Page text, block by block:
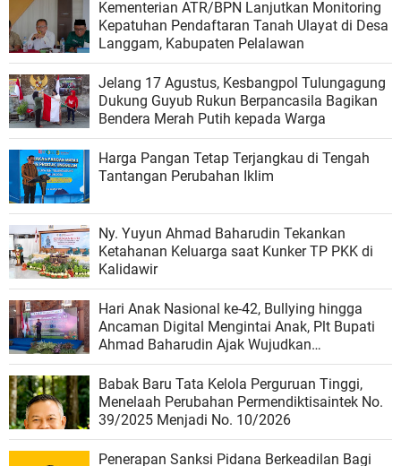
Kementerian ATR/BPN Lanjutkan Monitoring
Kepatuhan Pendaftaran Tanah Ulayat di Desa
Langgam, Kabupaten Pelalawan
Jelang 17 Agustus, Kesbangpol Tulungagung
Dukung Guyub Rukun Berpancasila Bagikan
Bendera Merah Putih kepada Warga
Harga Pangan Tetap Terjangkau di Tengah
Tantangan Perubahan Iklim
Ny. Yuyun Ahmad Baharudin Tekankan
Ketahanan Keluarga saat Kunker TP PKK di
Kalidawir
Hari Anak Nasional ke-42, Bullying hingga
Ancaman Digital Mengintai Anak, Plt Bupati
Ahmad Baharudin Ajak Wujudkan
Tulungagung Ramah Anak
Babak Baru Tata Kelola Perguruan Tinggi,
Menelaah Perubahan Permendiktisaintek No.
39/2025 Menjadi No. 10/2026
Penerapan Sanksi Pidana Berkeadilan Bagi